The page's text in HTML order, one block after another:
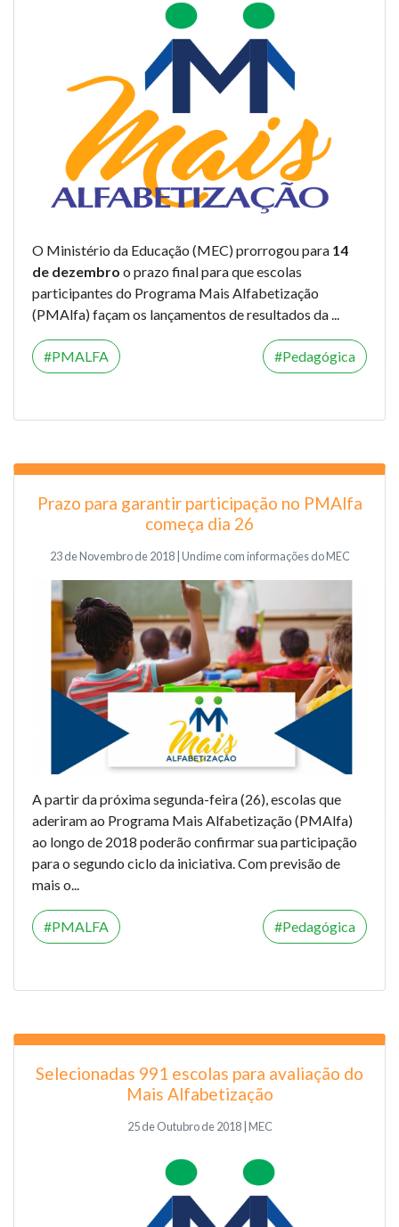
O Ministério da Educação (MEC) prorrogou para 14
de dezembro o prazo final para que escolas
participantes do Programa Mais Alfabetização
(PMAlfa) façam os lançamentos de resultados da ...
PMALFA Pedagógica
Prazo para garantir participação no PMAlfa
começa dia 26
23 de Novembro de 2018 | Undime com informações do MEC
A partir da próxima segunda-feira (26), escolas que
aderiram ao Programa Mais Alfabetização (PMAlfa)
ao longo de 2018 poderão confirmar sua participação
para o segundo ciclo da iniciativa. Com previsão de
mais o...
PMALFA Pedagógica
Selecionadas 991 escolas para avaliação do
Mais Alfabetização
25 de Outubro de 2018 | MEC